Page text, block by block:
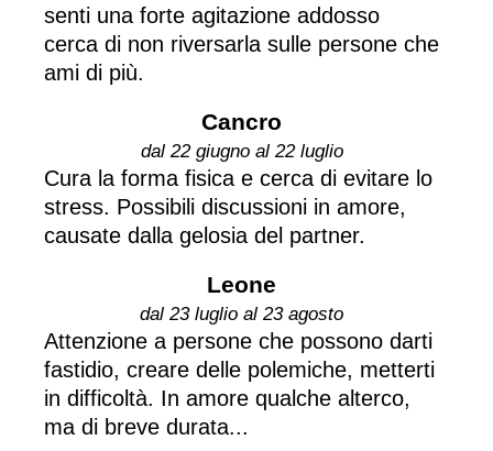
senti una forte agitazione addosso
cerca di non riversarla sulle persone che
ami di più.
Cancro
dal 22 giugno al 22 luglio
Cura la forma fisica e cerca di evitare lo
stress. Possibili discussioni in amore,
causate dalla gelosia del partner.
Leone
dal 23 luglio al 23 agosto
Attenzione a persone che possono darti
fastidio, creare delle polemiche, metterti
in difficoltà. In amore qualche alterco,
ma di breve durata...